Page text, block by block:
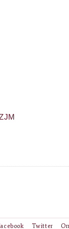
Twitter